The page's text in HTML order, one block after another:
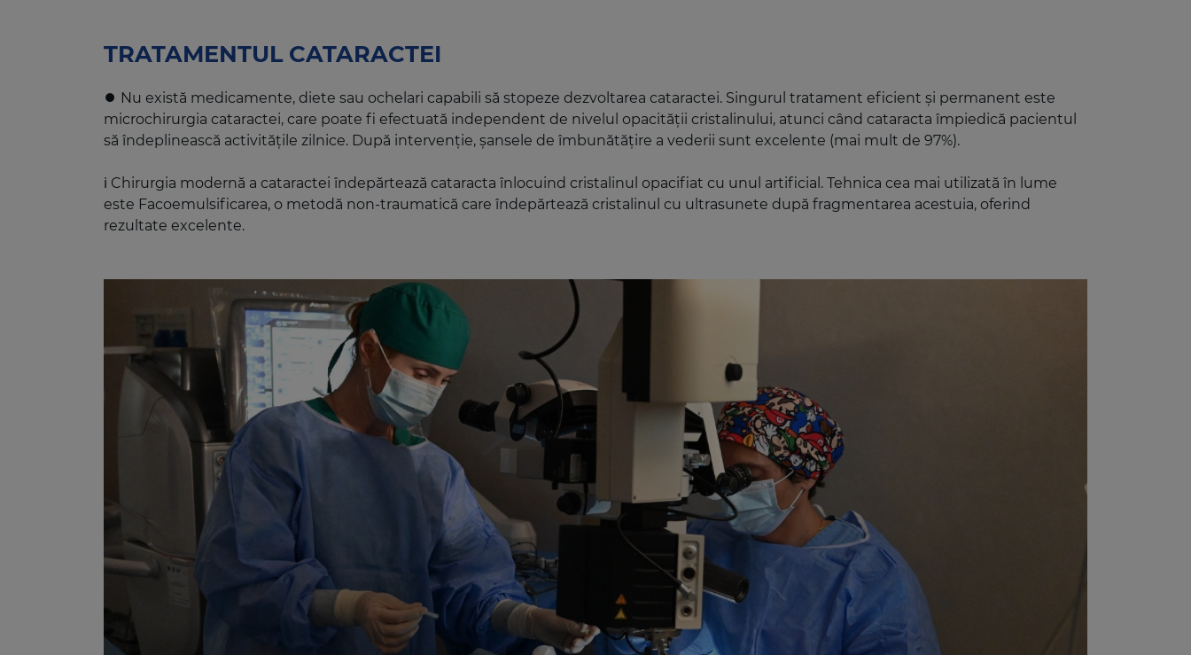
TRATAMENTUL CATARACTEI
⏺️ Nu există medicamente, diete sau ochelari capabili să stopeze dezvoltarea cataractei. Singurul tratament eficient și permanent este
microchirurgia cataractei, care poate fi efectuată independent de nivelul opacității cristalinului, atunci când cataracta împiedică pacientul
să îndeplinească activitățile zilnice. După intervenție, șansele de îmbunătățire a vederii sunt excelente (mai mult de 97%).
ℹ️ Chirurgia modernă a cataractei îndepărtează cataracta înlocuind cristalinul opacifiat cu unul artificial. Tehnica cea mai utilizată în lume
este Facoemulsificarea, o metodă non-traumatică care îndepărtează cristalinul cu ultrasunete după fragmentarea acestuia, oferind
rezultate excelente.